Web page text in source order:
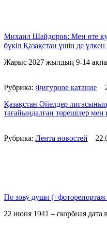
Михаил Шайдоров: Мен өте
бүкіл Қазақстан үшін де үлкен
Жарыс 2027 жылдың 9-14
Рубрика: Фигурное катание
Қазақстан Әйелдер
тағайындалған төрешілер мен
Рубрика: Лента новостей
По зову души
22 июня 1941 – скорбная дата